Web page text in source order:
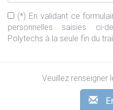
(*) En validant ce
personnelles saisies ci-
Polytechs à la seule fin du
Veuillez renseigner